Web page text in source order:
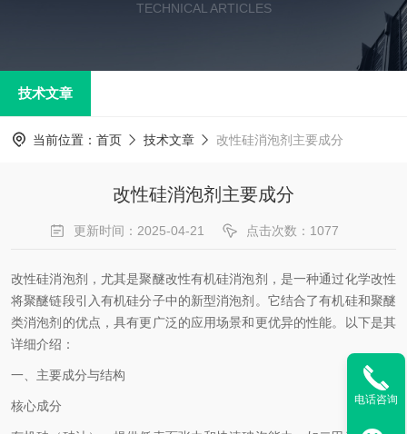
TECHNICAL ARTICLES
技术文章
当前位置： 首页 技术文章 改性硅消泡剂主要成分
改性硅消泡剂主要成分
更新时间：2025-04-21 点击次数：1077
改性硅消泡剂，尤其是聚醚改性有机硅消泡剂，是一种通过化学改性
将聚醚链段引入有机硅分子中的新型消泡剂。它结合了有机硅和聚醚
类消泡剂的优点，具有更广泛的应用场景和更优异的性能。以下是其
详细介绍：
一、主要成分与结构
核心成分 电话咨询